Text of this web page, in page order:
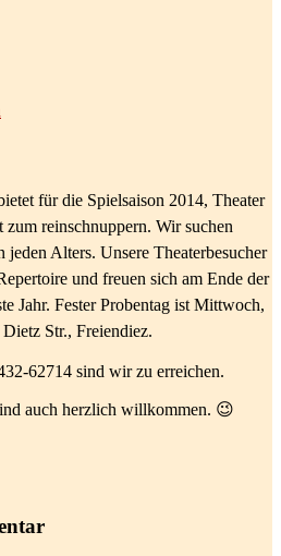
für die Spielsaison 2014, Theater
reinschnuppern. Wir suchen
Alters. Unsere Theaterbesucher
und freuen sich am Ende der
Jahr. Fester Probentag ist Mittwoch,
Str., Freiendiez.
62714 sind wir zu erreichen.
auch herzlich willkommen. 😉